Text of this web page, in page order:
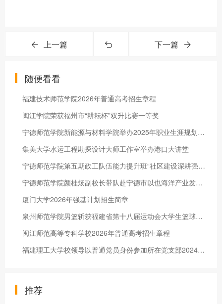
上一篇 下一篇
随便看看
福建技术师范学院2026年普通高考招生章程
闽江学院荣获福州市“耕耘杯”双升比赛一等奖
宁德师范学院新能源与材料学院举办2025年职业生涯规划大赛
集美大学水运工程勘探设计大师工作室举办港口大讲堂
宁德师范学院第五期政工队伍能力提升班“社区建设深耕强能小组”赴兄弟院校开展交流学习
宁德师范学院颜桂炀副校长带队赴宁德市以也海洋产业发展有限公司调研交流推动校企合作
厦门大学2026年强基计划招生简章
泉州师范学院男篮斩获福建省第十八届运动会大学生篮球赛乙B组冠军
闽江师范高等专科学校2026年普通高考招生章程
福建理工大学校领导以普通党员身份参加所在党支部2024年度组织生活会
推荐